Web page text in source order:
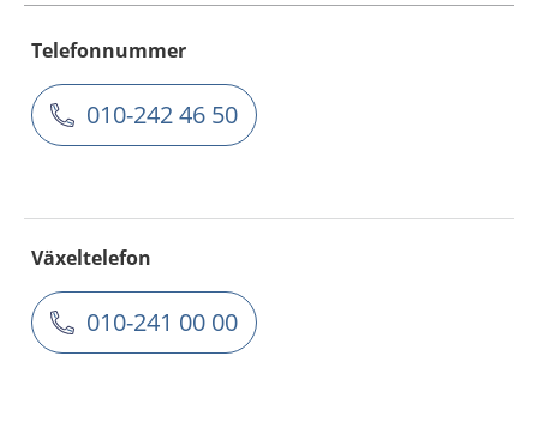
Telefonnummer
010-242 46 50
Växeltelefon
010-241 00 00